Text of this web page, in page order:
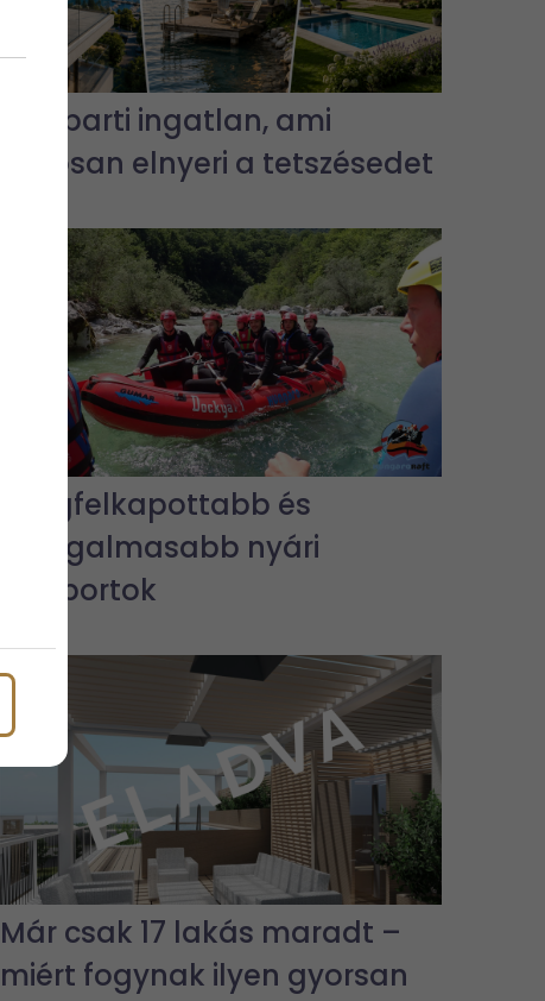
3 vízparti ingatlan, ami
biztosan elnyeri a tetszésedet
A legfelkapottabb és
legizgalmasabb nyári
vízisportok
Már csak 17 lakás maradt –
miért fogynak ilyen gyorsan